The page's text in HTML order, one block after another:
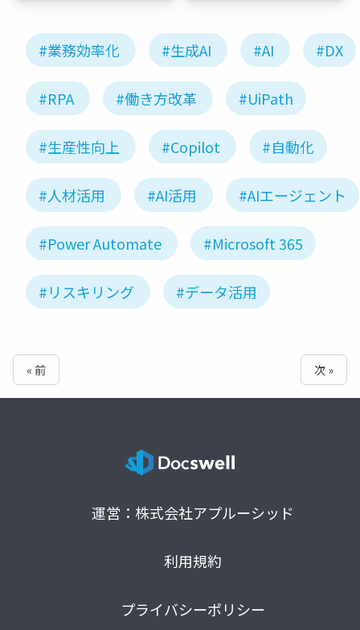
#業務効率化 #生成AI #AI #DX
#RPA #働き方改革 #UiPath
#生産性向上 #Copilot #自動化
#人材活用 #AI活用 #AIエージェント
#Power Automate #Microsoft 365
#リスキリング #データ活用
« 前 次 »
運営：株式会社アプルーシッド
利用規約
プライバシーポリシー